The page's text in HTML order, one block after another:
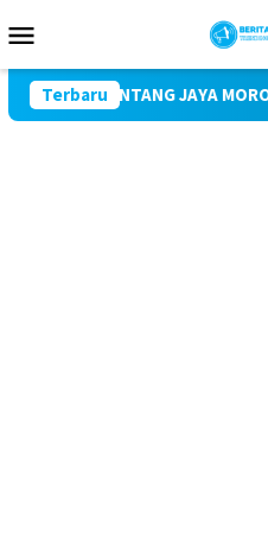
ke
Mobile
Terbaru
BINTANG JAYA MOROWALI